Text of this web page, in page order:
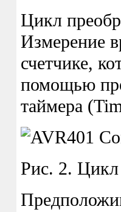
Цикл
Измерение
счетчике,
помощью
таймера
Рис. 2. Цикл